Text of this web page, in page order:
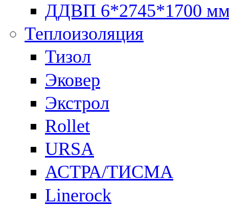
ДДВП 6*2745*1700
Теплоизоляция
Тизол
Эковер
Экстрол
Rollet
URSA
АСТРА/ТИСМА
Linerock